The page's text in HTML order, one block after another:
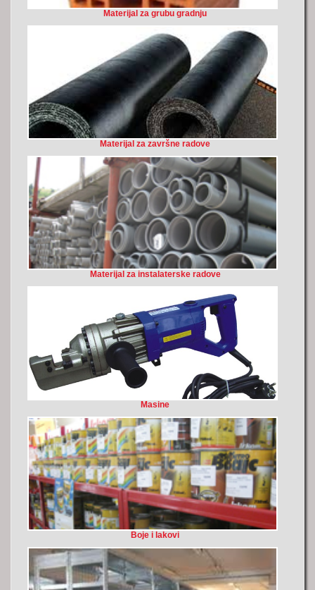
Materijal za grubu gradnju
Materijal za završne radove
Materijal za instalaterske radove
Masine
Boje i lakovi